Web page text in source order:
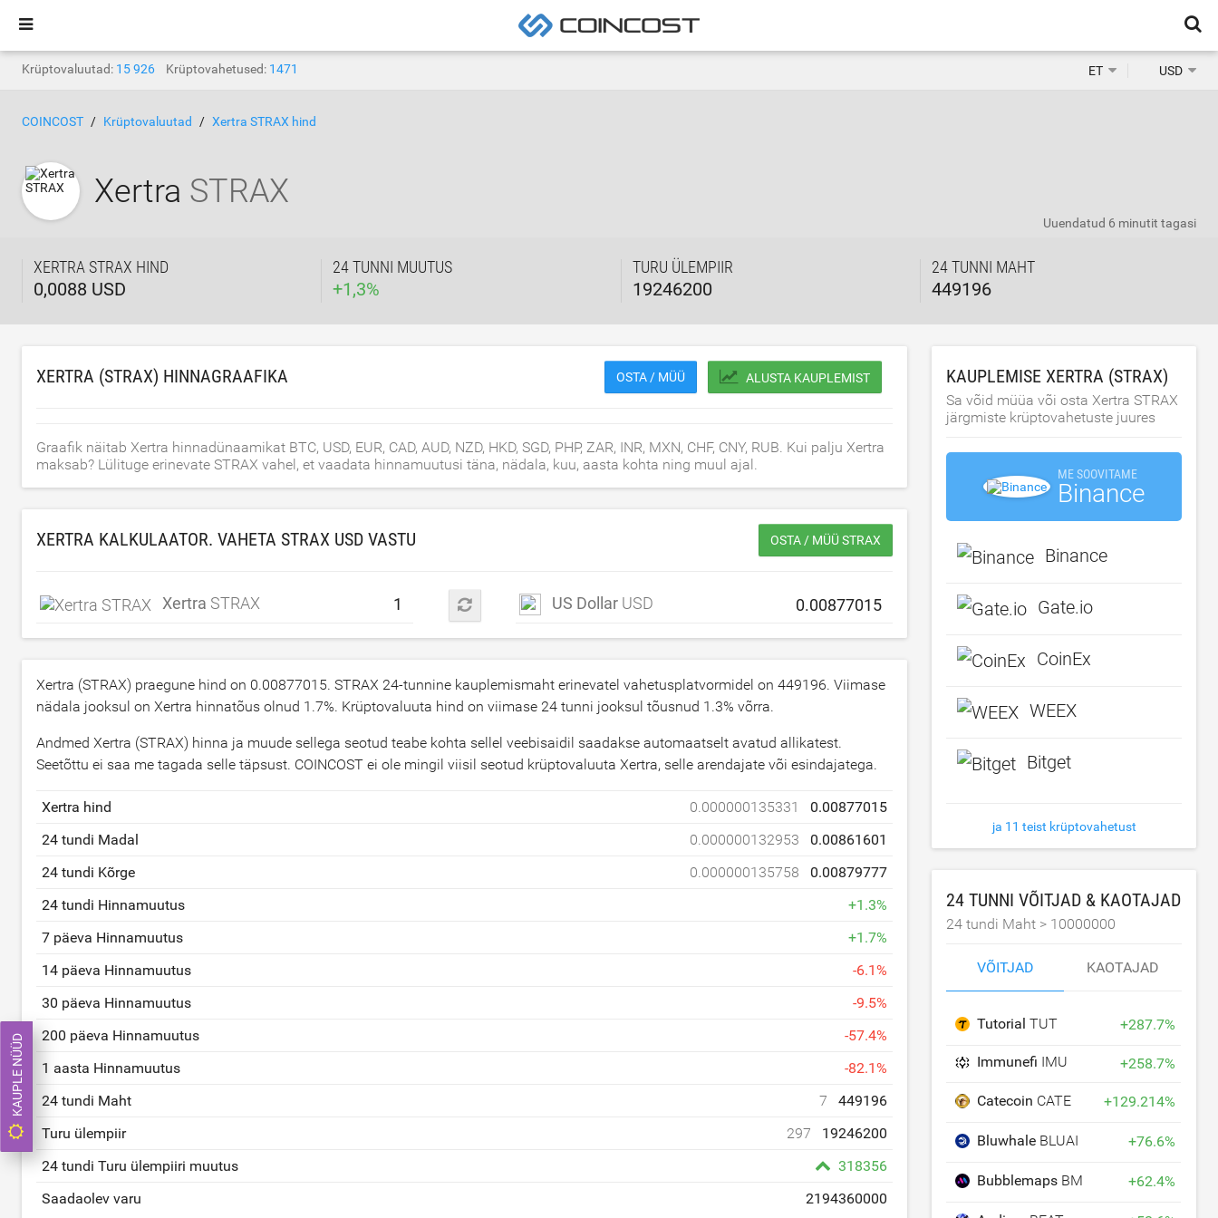
Krüptovaluutad: 15 926 Krüptovahetused: 1471 ET USD
COINCOST Krüptovaluutad Xertra STRAX hind
Xertra STRAX
XERTRA STRAX HIND
0,0088 USD
24 TUNNI MUUTUS
+1,3%
TURU ÜLEMPIIR
19246200
24 TUNNI MAHT
449196
Uuendatud 6 minutit tagasi
XERTRA (STRAX) HINNAGRAAFIKA OSTA / MÜÜ ALUSTA KAUPLEMIST
Graafik näitab Xertra hinnadünaamikat BTC, USD, EUR, CAD, AUD, NZD, HKD, SGD, PHP, ZAR, INR, MXN, CHF, CNY, RUB. Kui palju Xertra
maksab? Lülituge erinevate STRAX vahel, et vaadata hinnamuutusi täna, nädala, kuu, aasta kohta ning muul ajal.
XERTRA KALKULAATOR. VAHETA STRAX USD VASTU OSTA / MÜÜ STRAX
Xertra STRAX US Dollar USD
Xertra (STRAX) praegune hind on 0.00877015. STRAX 24-tunnine kauplemismaht erinevatel vahetusplatvormidel on 449196. Viimase
nädala jooksul on Xertra hinnatõus olnud 1.7%. Krüptovaluuta hind on viimase 24 tunni jooksul tõusnud 1.3% võrra.
Andmed Xertra (STRAX) hinna ja muude sellega seotud teabe kohta sellel veebisaidil saadakse automaatselt avatud allikatest.
Seetõttu ei saa me tagada selle täpsust. COINCOST ei ole mingil viisil seotud krüptovaluuta Xertra, selle arendajate või esindajatega.
Xertra hind 0.000000135331
0.00877015
24 tundi Madal
0.000000132953
0.00861601
24 tundi Kõrge
0.000000135758
0.00879777
24 tundi Hinnamuutus
+1.3%
7 päeva Hinnamuutus
+1.7%
14 päeva Hinnamuutus
-6.1%
30 päeva Hinnamuutus
-9.5%
200 päeva Hinnamuutus
-57.4%
1 aasta Hinnamuutus
-82.1%
24 tundi Maht
7
449196
Turu ülempiir
297
19246200
24 tundi Turu ülempiiri muutus
318356
Saadaolev varu
2194360000
KAUPLEMISE XERTRA (STRAX)
Sa võid müüa või osta Xertra STRAX
järgmiste krüptovahetuste juures
ME SOOVITAME
Binance
Binance
Gate.io
CoinEx
WEEX
Bitget
ja 11 teist krüptovahetust
24 TUNNI VÕITJAD & KAOTAJAD
24 tundi Maht > 10000000
VÕITJAD KAOTAJAD
TutorialTUT +287.7%
Immunefi IMU +258.7%
Catecoin CATE +129.214%
Bluwhale BLUAI +76.6%
Bubblemaps BMT +62.4%
KAUPLE NÜÜD